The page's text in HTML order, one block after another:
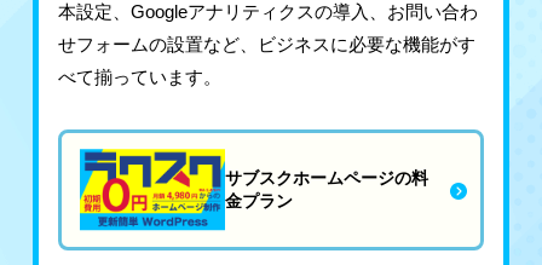
本設定、Googleアナリティクスの導入、お問い合わ
せフォームの設置など、ビジネスに必要な機能がす
べて揃っています。
サブスクホームページの料
金プラン